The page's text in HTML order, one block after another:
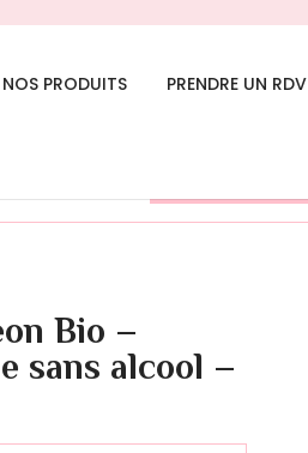
NOS PRODUITS PRENDRE UN RDV
Bio –
sans alcool –